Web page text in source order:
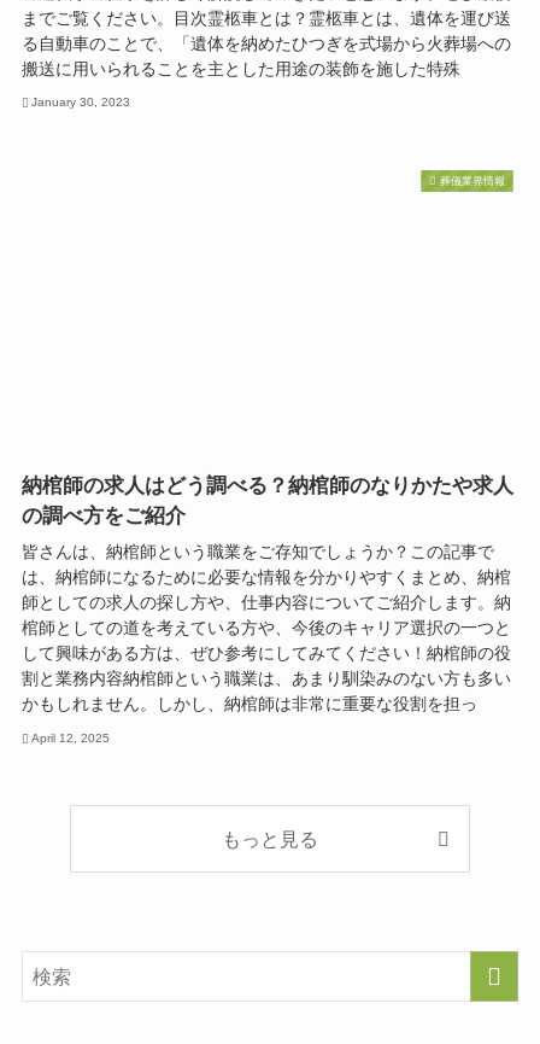
までご覧ください。目次霊柩車とは？霊柩車とは、遺体を運び送
る自動車のことで、「遺体を納めたひつぎを式場から火葬場への
搬送に用いられることを主とした用途の装飾を施した特殊
January 30, 2023
葬儀業界情報
納棺師の求人はどう調べる？納棺師のなりかたや求人
の調べ方をご紹介
皆さんは、納棺師という職業をご存知でしょうか？この記事で
は、納棺師になるために必要な情報を分かりやすくまとめ、納棺
師としての求人の探し方や、仕事内容についてご紹介します。納
棺師としての道を考えている方や、今後のキャリア選択の一つと
して興味がある方は、ぜひ参考にしてみてください！納棺師の役
割と業務内容納棺師という職業は、あまり馴染みのない方も多い
かもしれません。しかし、納棺師は非常に重要な役割を担っ
April 12, 2025
もっと見る